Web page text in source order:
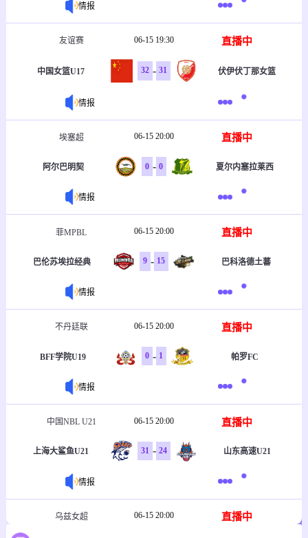
情报
友谊赛 06-15 19:30 直播中
中国女篮U17 32 - 31 伏伊伏丁那女篮
情报
埃塞超 06-15 20:00 直播中
阿尔巴明契 0 - 0 夏尔内塞拉莱西
情报
菲MPBL 06-15 20:00 直播中
巴伦苏埃拉经典 9 - 15 巴科洛德土蕃
情报
不丹廷联 06-15 20:00 直播中
BFF学院U19 0 - 1 帕罗FC
情报
中国NBL U21 06-15 20:00 直播中
上海大鲨鱼U21 31 - 24 山东高速U21
情报
乌兹女超 06-15 20:00 直播中